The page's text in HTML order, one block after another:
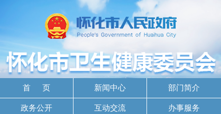
首 页 新闻中心 部门简介
政务公开 互动交流 办事服务